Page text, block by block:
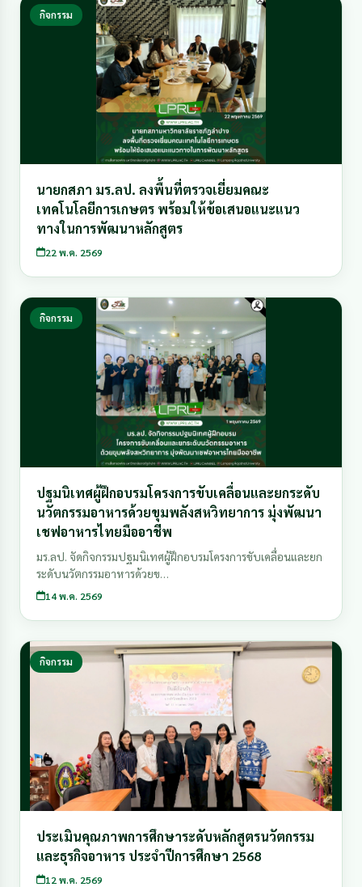
กิจกรรม
นายกสภา มร.ลป. ลงพื้นที่ตรวจเยี่ยมคณะ
เทคโนโลยีการเกษตร พร้อมให้ข้อเสนอแนะแนว
ทางในการพัฒนาหลักสูตร
22 พ.ค. 2569
กิจกรรม
ปฐมนิเทศผู้ฝึกอบรมโครงการขับเคลื่อนและยกระดับ
นวัตกรรมอาหารด้วยขุมพลังสหวิทยาการ มุ่งพัฒนา
เชฟอาหารไทยมืออาชีพ
มร.ลป. จัดกิจกรรมปฐมนิเทศผู้ฝึกอบรมโครงการขับเคลื่อนและยก
ระดับนวัตกรรมอาหารด้วยข…
14 พ.ค. 2569
กิจกรรม
ประเมินคุณภาพการศึกษาระดับหลักสูตรนวัตกรรม
และธุรกิจอาหาร ประจำปีการศึกษา 2568
12 พ.ค. 2569